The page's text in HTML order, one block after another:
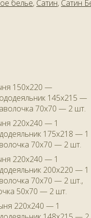
белье, Сатин, Сатин
150х220 —
145х215 —
70х70 — 2 шт.
220х240 — 1
175х218 — 1
70х70 — 2 шт.
220х240 — 1
200х220 — 1
70х70 — 2 шт.,
50х70 — 2 шт.
220х240 — 1